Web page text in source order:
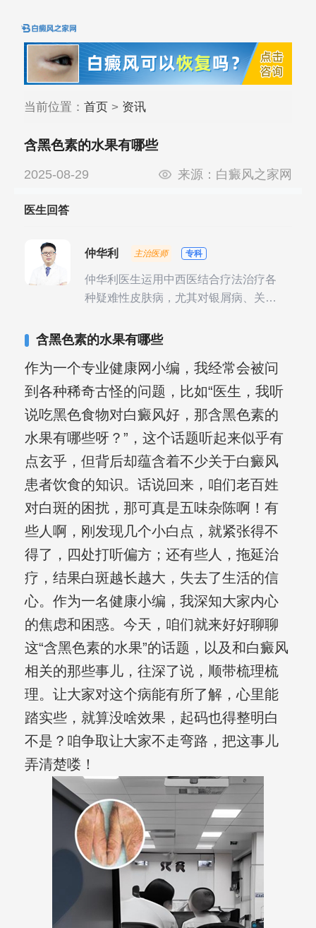
当前位置： 首页> 资讯
含黑色素的水果有哪些
2025-08-29 来源： 白癜风之家网
医生回答
仲华利 主治医师 专科
仲华利医生运用中西医结合疗法治疗各
种疑难性皮肤病，尤其对银屑病、关节
含黑色素的水果有哪些
作为一个专业健康网小编，我经常会被问
到各种稀奇古怪的问题，比如“医生，我听
说吃黑色食物对白癜风好，那含黑色素的
水果有哪些呀？”，这个话题听起来似乎有
点玄乎，但背后却蕴含着不少关于白癜风
患者饮食的知识。话说回来，咱们老百姓
对白斑的困扰，那可真是五味杂陈啊！有
些人啊，刚发现几个小白点，就紧张得不
得了，四处打听偏方；还有些人，拖延治
疗，结果白斑越长越大，失去了生活的信
心。作为一名健康小编，我深知大家内心
的焦虑和困惑。今天，咱们就来好好聊聊
这“含黑色素的水果”的话题，以及和白癜风
相关的那些事儿，往深了说，顺带梳理梳
理。让大家对这个病能有所了解，心里能
踏实些，就算没啥效果，起码也得整明白
不是？咱争取让大家不走弯路，把这事儿
弄清楚喽！